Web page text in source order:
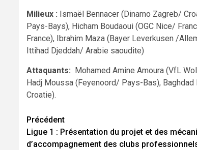
Milieux : Ismaël Bennacer (Dinamo Zagreb/
Pays-Bays), Hicham Boudaoui (OGC Nice/
France), Ibrahim Maza (Bayer Leverkusen /
Ittihad Djeddah/ Arabie saoudite)
Attaquants: Mohamed Amine Amoura (VfL
Hadj Moussa (Feyenoord/ Pays-Bas),
Croatie).
Navigation
d’article
Précédent
Ligue 1 : Présentation du projet et des
d’accompagnement des clubs